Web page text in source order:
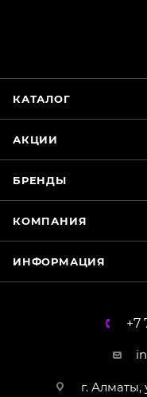
КАТАЛОГ
АКЦИИ
БРЕНДЫ
КОМПАНИЯ
ИНФОРМАЦИЯ
+7
г. Алматы,
Магазин
Нажмите на кнопку